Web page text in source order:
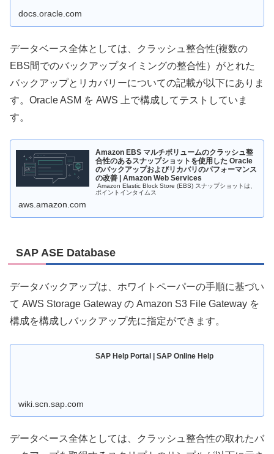
docs.oracle.com
データベース全体としては、クラッシュ整合性(複数の
EBS間でのバックアップタイミングの整合性）がとれた
バックアップとリカバリーについての記載が以下にありま
す。Oracle ASM を AWS 上で構成してテストしていま
す。
Amazon EBS マルチボリュームのクラッシュ整
合性のあるスナップショットを使用した Oracle
のバックアップおよびリカバリのパフォーマンス
の改善 | Amazon Web Services
Amazon Elastic Block Store (EBS) スナップショットは、
ポイントインタイムス
aws.amazon.com
SAP ASE Database
データバックアップは、ホワイトペーパーの手順に基づい
て AWS Storage Gateway の Amazon S3 File Gateway を
構成を構成しバックアップ先に指定ができます。
SAP Help Portal | SAP Online Help
wiki.scn.sap.com
データベース全体としては、クラッシュ整合性の取れたバ